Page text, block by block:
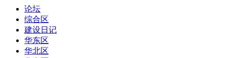
论坛
综合区
建设日记
华东区
华北区